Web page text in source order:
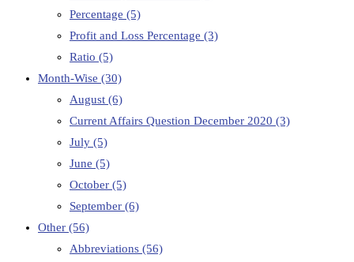
Percentage (5)
Profit and Loss Percentage (3)
Ratio (5)
Month-Wise (30)
August (6)
Current Affairs Question December 2020 (3)
July (5)
June (5)
October (5)
September (6)
Other (56)
Abbreviations (56)